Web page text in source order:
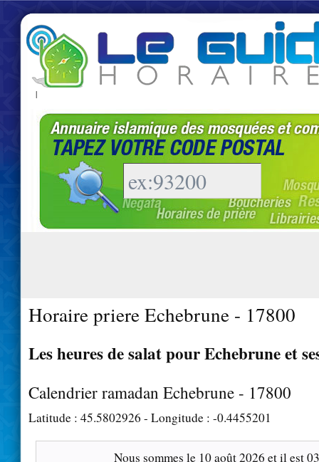
|
Horaire priere Echebrune - 17800
Les heures de salat pour Echebrune et
Calendrier ramadan Echebrune - 17800
Latitude : 45.5802926 - Longitude : -0.4455201
Nous sommes le 10 août 2026 et il est